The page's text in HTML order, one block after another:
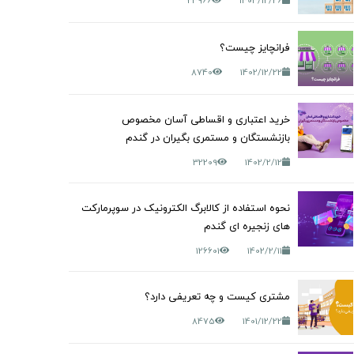
فرانچایز چیست؟
1402/12/22
8740
خرید اعتباری و اقساطی آسان مخصوص
بازنشستگان و مستمری بگیران در گندم
1402/2/12
32209
نحوه استفاده از کالابرگ الکترونیک در سوپرمارکت
های زنجیره ای گندم
1402/2/11
126601
مشتری کیست و چه تعریفی دارد؟
1401/12/22
8475